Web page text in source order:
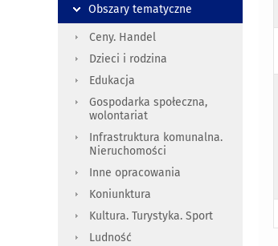
Obszary tematyczne
Ceny. Handel
Dzieci i rodzina
Edukacja
Gospodarka społeczna,
wolontariat
Infrastruktura komunalna.
Nieruchomości
Inne opracowania
Koniunktura
Kultura. Turystyka. Sport
Ludność